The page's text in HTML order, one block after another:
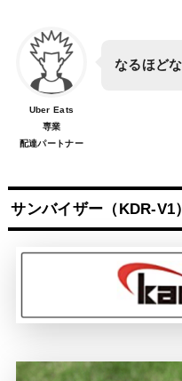
Uber Eats
専業
配達パートナー
なるほど
サンバイザー（KDR-V1